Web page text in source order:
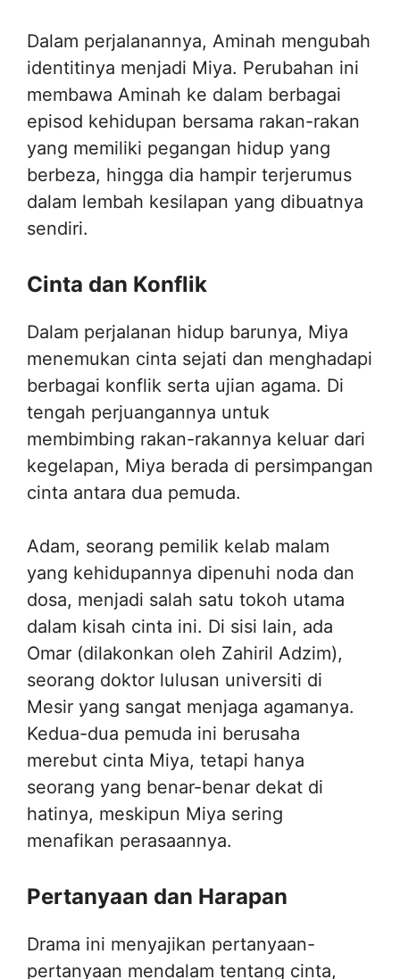
Dalam perjalanannya, Aminah mengubah
identitinya menjadi Miya. Perubahan ini
membawa Aminah ke dalam berbagai
episod kehidupan bersama rakan-rakan
yang memiliki pegangan hidup yang
berbeza, hingga dia hampir terjerumus
dalam lembah kesilapan yang dibuatnya
sendiri.
Cinta dan Konflik
Dalam perjalanan hidup barunya, Miya
menemukan cinta sejati dan menghadapi
berbagai konflik serta ujian agama. Di
tengah perjuangannya untuk
membimbing rakan-rakannya keluar dari
kegelapan, Miya berada di persimpangan
cinta antara dua pemuda.
Adam, seorang pemilik kelab malam
yang kehidupannya dipenuhi noda dan
dosa, menjadi salah satu tokoh utama
dalam kisah cinta ini. Di sisi lain, ada
Omar (dilakonkan oleh Zahiril Adzim),
seorang doktor lulusan universiti di
Mesir yang sangat menjaga agamanya.
Kedua-dua pemuda ini berusaha
merebut cinta Miya, tetapi hanya
seorang yang benar-benar dekat di
hatinya, meskipun Miya sering
menafikan perasaannya.
Pertanyaan dan Harapan
Drama ini menyajikan pertanyaan-
pertanyaan mendalam tentang cinta,